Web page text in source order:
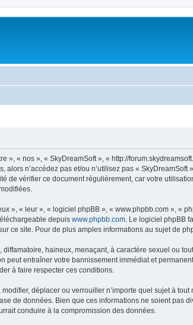
», « nos », « SkyDreamSoft », « http://
alors n’accédez pas et/ou n’utilisez pas «
de vérifier ce document régulièrement, car votre
», « leur », « logiciel phpBB », « www.phpbb.com », «
depuis www.phpbb.com. Le logiciel phpBB
ce site. Pour de plus amples informations au sujet de
haineux, menaçant, à caractère sexuel ou
entraîner votre bannissement immédiat et
à faire respecter ces conditions.
déplacer ou verrouiller n’importe quel sujet à
de données. Bien que ces informations ne soient pas
conduire à la compromission des données.